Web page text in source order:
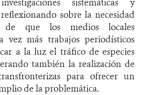
sistemáticas y
sobre la necesidad
de que los medios locales
vez más trabajos periodísticos
a la luz el tráfico de especies
también la realización de
para ofrecer un
de la problemática.